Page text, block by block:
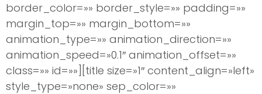
border_color=»» border_style=»» padding=»»
margin_top=»» margin_bottom=»»
animation_type=»» animation_direction=»»
animation_speed=»0.1″ animation_offset=»»
class=»» id=»»][title size=»1″ content_align=»left»
style_type=»none» sep_color=»»